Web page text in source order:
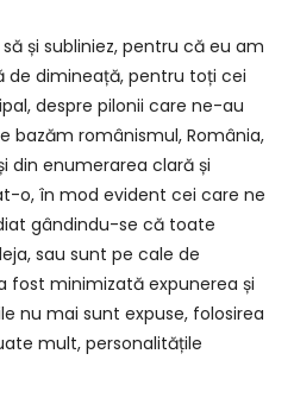
și subliniez, pentru că eu am
de dimineață, pentru toți cei
despre pilonii care ne-au
bazăm românismul, România,
din enumerarea clară și
o, în mod evident cei care ne
gândindu-se că toate
sau sunt pe cale de
fost minimizată expunerea și
nu mai sunt expuse, folosirea
mult, personalitățile